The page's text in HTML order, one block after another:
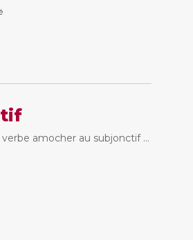
amocher au subjonctif ...